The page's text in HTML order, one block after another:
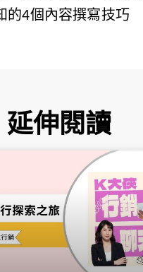
的4個內容撰寫技巧
延伸閱讀
面
頁
面